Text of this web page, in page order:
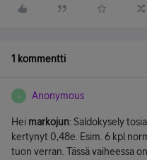
1 kommentti
A Anonymous
Hei markojun: Saldokysely
kertynyt 0,48e. Esim. 6 kpl
tuon verran. Tässä vaiheessa